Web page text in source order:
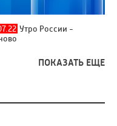
Утро России -
ПОКАЗАТЬ ЕЩЕ